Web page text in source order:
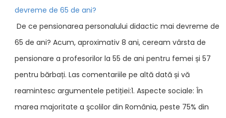
devreme de 65 de ani?
De ce pensionarea personalului didactic mai devreme de
65 de ani? Acum, aproximativ 8 ani, ceream vârsta de
pensionare a profesorilor la 55 de ani pentru femei și 57
pentru bărbați. Las comentariile pe altă dată și vă
reamintesc argumentele petiției:1. Aspecte sociale: În
marea majoritate a şcolilor din România, peste 75% din